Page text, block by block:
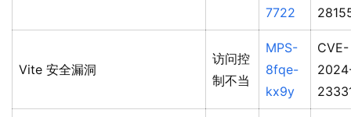
7722
Vite 安全漏洞
访问控
制不当
MPS-
8fqe-
kx9y
CVE-